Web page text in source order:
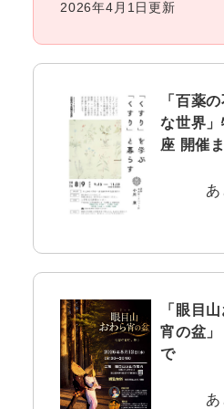
2026年4月1日更新
「百薬
な世界
座 開催
あ
「眼目
宵の盆」
で
あ